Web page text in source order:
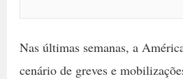
Nas últimas semanas, a
cenário de greves e